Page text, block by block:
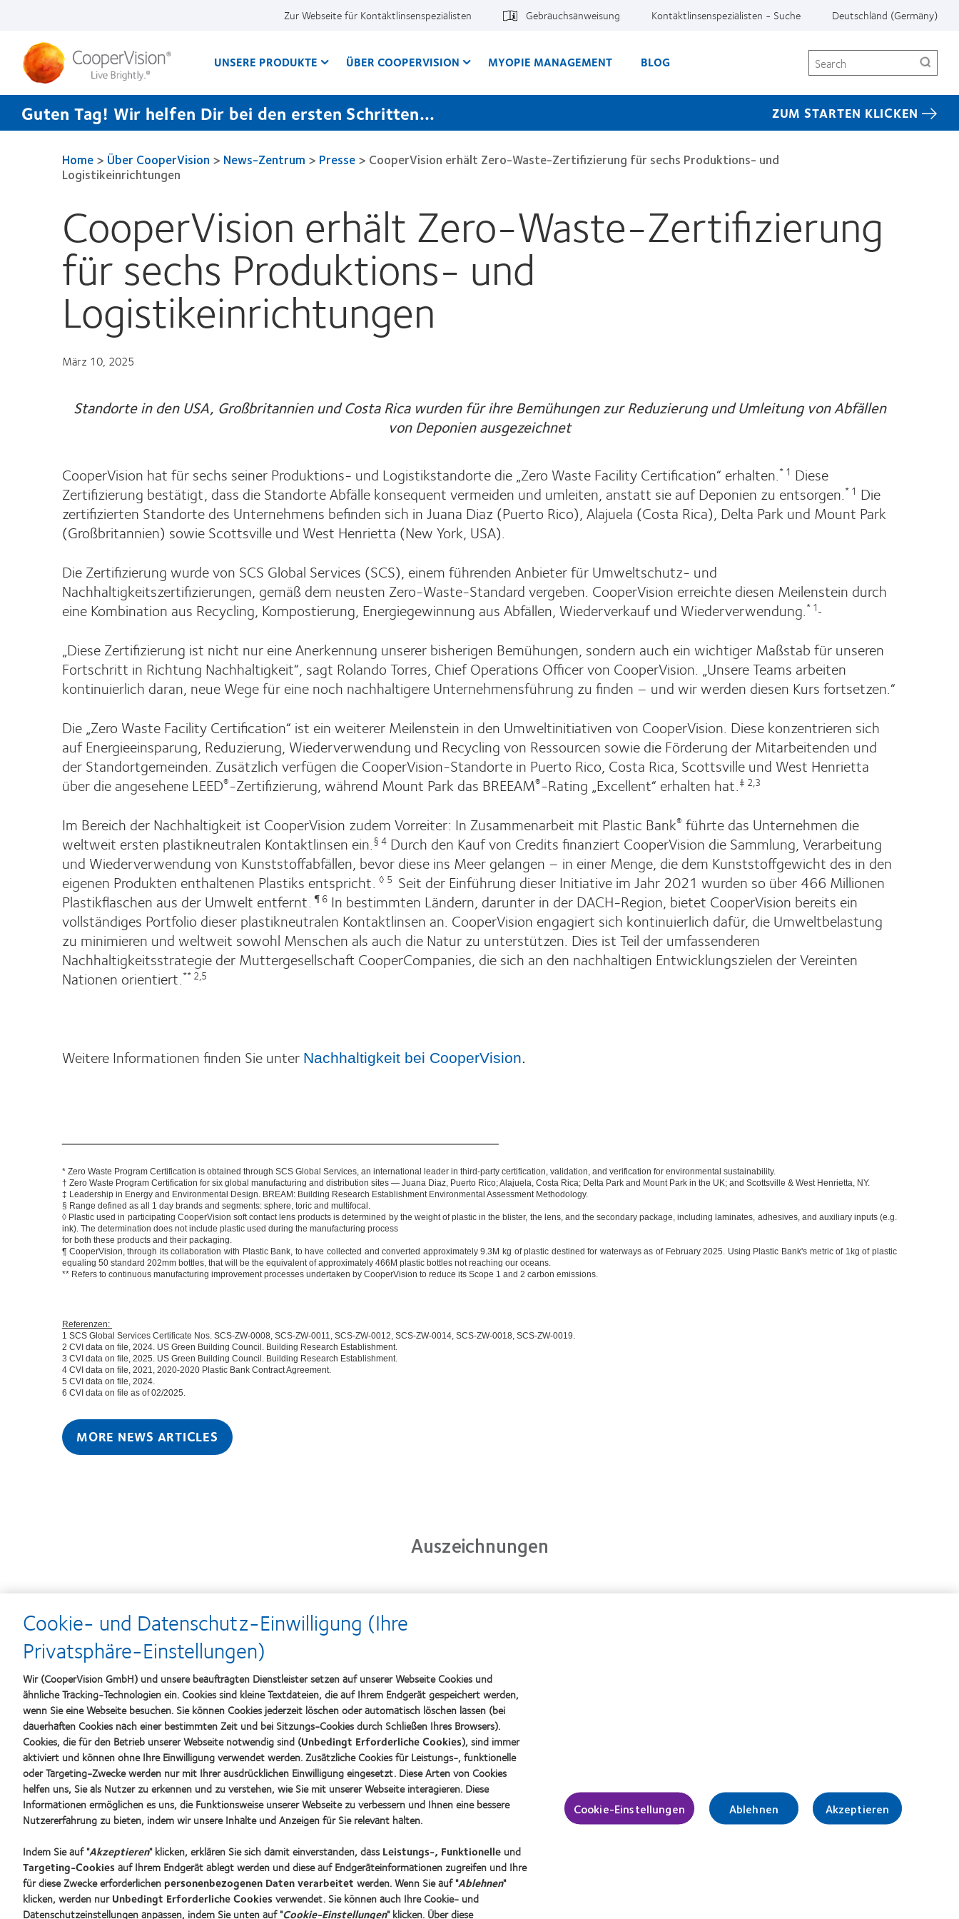
Zur Webseite für Kontaktlinsenspezialisten Gebrauchsanweisung Kontaktlinsenspezialisten - Suche Deutschland (Germany)
UNSERE PRODUKTE ÜBER COOPERVISION MYOPIE MANAGEMENT BLOG Search
Guten Tag! Wir helfen Dir bei den ersten Schritten... ZUM STARTEN KLICKEN
Home> Über CooperVision > News-Zentrum > Presse> CooperVision erhält Zero-Waste-Zertifizierung für sechs Produktions- und
Logistikeinrichtungen
CooperVision erhält Zero-Waste-Zertifizierung
für sechs Produktions- und
Logistikeinrichtungen
März 10, 2025
Standorte in den USA, Großbritannien und Costa Rica wurden für ihre Bemühungen zur Reduzierung und Umleitung von Abfällen
von Deponien ausgezeichnet
CooperVision hat für sechs seiner Produktions- und Logistikstandorte die „Zero Waste Facility Certification“ erhalten.* 1 Diese
Zertifizierung bestätigt, dass die Standorte Abfälle konsequent vermeiden und umleiten, anstatt sie auf Deponien zu entsorgen.* 1 Die
zertifizierten Standorte des Unternehmens befinden sich in Juana Diaz (Puerto Rico), Alajuela (Costa Rica), Delta Park und Mount Park
(Großbritannien) sowie Scottsville und West Henrietta (New York, USA).
Die Zertifizierung wurde von SCS Global Services (SCS), einem führenden Anbieter für Umweltschutz- und
Nachhaltigkeitszertifizierungen, gemäß dem neusten Zero-Waste-Standard vergeben. CooperVision erreichte diesen Meilenstein durch
eine Kombination aus Recycling, Kompostierung, Energiegewinnung aus Abfällen, Wiederverkauf und Wiederverwendung.* 1
„Diese Zertifizierung ist nicht nur eine Anerkennung unserer bisherigen Bemühungen, sondern auch ein wichtiger Maßstab für unseren
Fortschritt in Richtung Nachhaltigkeit“, sagt Rolando Torres, Chief Operations Officer von CooperVision. „Unsere Teams arbeiten
kontinuierlich daran, neue Wege für eine noch nachhaltigere Unternehmensführung zu finden – und wir werden diesen Kurs fortsetzen.“
Die „Zero Waste Facility Certification“ ist ein weiterer Meilenstein in den Umweltinitiativen von CooperVision. Diese konzentrieren sich
auf Energieeinsparung, Reduzierung, Wiederverwendung und Recycling von Ressourcen sowie die Förderung der Mitarbeitenden und
der Standortgemeinden. Zusätzlich verfügen die CooperVision-Standorte in Puerto Rico, Costa Rica, Scottsville und West Henrietta
über die angesehene LEED®-Zertifizierung, während Mount Park das BREEAM®-Rating „Excellent“ erhalten hat.‡ 2,3
Im Bereich der Nachhaltigkeit ist CooperVision zudem Vorreiter: In Zusammenarbeit mit Plastic Bank® führte das Unternehmen die
weltweit ersten plastikneutralen Kontaktlinsen ein.§ 4 Durch den Kauf von Credits finanziert CooperVision die Sammlung, Verarbeitung
und Wiederverwendung von Kunststoffabfällen, bevor diese ins Meer gelangen – in einer Menge, die dem Kunststoffgewicht des in den
eigenen Produkten enthaltenen Plastiks entspricht. ◊ 5 Seit der Einführung dieser Initiative im Jahr 2021 wurden so über 466 Millionen
Plastikflaschen aus der Umwelt entfernt. ¶ 6 In bestimmten Ländern, darunter in der DACH-Region, bietet CooperVision bereits ein
vollständiges Portfolio dieser plastikneutralen Kontaktlinsen an. CooperVision engagiert sich kontinuierlich dafür, die Umweltbelastung
zu minimieren und weltweit sowohl Menschen als auch die Natur zu unterstützen. Dies ist Teil der umfassenderen
Nachhaltigkeitsstrategie der Muttergesellschaft CooperCompanies, die sich an den nachhaltigen Entwicklungszielen der Vereinten
Nationen orientiert.** 2,5
Weitere Informationen finden Sie unter Nachhaltigkeit bei CooperVision.
* Zero Waste Program Certification is obtained through SCS Global Services, an international leader in third-party certification, validation, and verification for environmental sustainability.
† Zero Waste Program Certification for six global manufacturing and distribution sites — Juana Diaz, Puerto Rico; Alajuela, Costa Rica; Delta Park and Mount Park in the UK; and Scottsville & West Henrietta, NY.
‡ Leadership in Energy and Environmental Design. BREAM: Building Research Establishment Environmental Assessment Methodology.
§ Range defined as all 1 day brands and segments: sphere, toric and multifocal.
◊ Plastic used in participating CooperVision soft contact lens products is determined by the weight of plastic in the blister, the lens, and the secondary package, including laminates, adhesives, and auxiliary inputs (e.g.
ink). The determination does not include plastic used during the manufacturing process
for both these products and their packaging.
¶ CooperVision, through its collaboration with Plastic Bank, to have collected and converted approximately 9.3M kg of plastic destined for waterways as of February 2025. Using Plastic Bank's metric of 1kg of plastic
equaling 50 standard 202mm bottles, that will be the equivalent of approximately 466M plastic bottles not reaching our oceans.
** Refers to continuous manufacturing improvement processes undertaken by CooperVision to reduce its Scope 1 and 2 carbon emissions.
Referenzen:
1 SCS Global Services Certificate Nos. SCS-ZW-0008, SCS-ZW-0011, SCS-ZW-0012, SCS-ZW-0014, SCS-ZW-0018, SCS-ZW-0019.
2 CVI data on file, 2024. US Green Building Council. Building Research Establishment.
3 CVI data on file, 2025. US Green Building Council. Building Research Establishment.
4 CVI data on file, 2021, 2020-2020 Plastic Bank Contract Agreement.
5 CVI data on file, 2024.
6 CVI data on file as of 02/2025.
MORE NEWS ARTICLES
Auszeichnungen
more
about
Arbeitgeber
more
about
d’Or-
Preis
für
das
beste
Produkt
mit
MyDay™
(2013)
Learn
more
about
Förderer
Unsere Produkte
Kontaktlinsentechnologie
Kontaktlinsen und Sehvermögen
Neuer Träger
Erfahrener Träger
Blog
Über CooperVision
News-Zentrum
Cookie-Hinweise
Nutzungsbedingungen
Cookie- und Datenschutz-Einwilligung (Ihre
Privatsphäre-Einstellungen)
Wir (CooperVision GmbH) und unsere beauftragten Dienstleister setzen auf unserer Webseite Cookies und
ähnliche Tracking-Technologien ein. Cookies sind kleine Textdateien, die auf Ihrem Endgerät gespeichert werden,
wenn Sie eine Webseite besuchen. Sie können Cookies jederzeit löschen oder automatisch löschen lassen (bei
dauerhaften Cookies nach einer bestimmten Zeit und bei Sitzungs-Cookies durch Schließen Ihres Browsers).
Cookies, die für den Betrieb unserer Webseite notwendig sind (Unbedingt Erforderliche Cookies), sind immer
aktiviert und können ohne Ihre Einwilligung verwendet werden. Zusätzliche Cookies für Leistungs-, funktionelle
oder Targeting-Zwecke werden nur mit Ihrer ausdrücklichen Einwilligung eingesetzt. Diese Arten von Cookies
helfen uns, Sie als Nutzer zu erkennen und zu verstehen, wie Sie mit unserer Webseite interagieren. Diese
Informationen ermöglichen es uns, die Funktionsweise unserer Webseite zu verbessern und Ihnen eine bessere
Nutzererfahrung zu bieten, indem wir unsere Inhalte und Anzeigen für Sie relevant halten.
Indem Sie auf "Akzeptieren" klicken, erklären Sie sich damit einverstanden, dass Leistungs-, Funktionelle und
Targeting-Cookiesauf Ihrem Endgerät ablegt werden und diese auf Endgeräteinformationen zugreifen und Ihre
für diese Zwecke erforderlichen personenbezogenen Daten verarbeitet werden. Wenn Sie auf "Ablehnen"
klicken, werden nurUnbedingt Erforderliche Cookiesverwendet. Sie können auch Ihre Cookie- und
Datenschutzeinstellungen anpassen, indem Sie unten auf "Cookie-Einstellungen" klicken. Über diese
Cookie-Einstellungen Ablehnen Akzeptieren